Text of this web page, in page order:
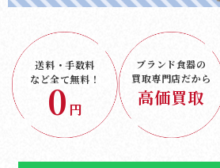
送料・手数料
など全て無料！
0 円
ブランド食器の
買取専門店だから
高価買取